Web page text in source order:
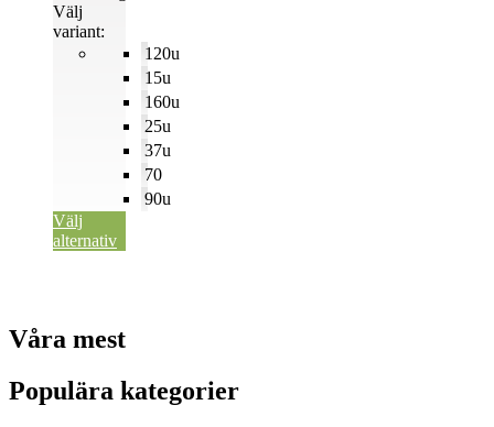
120u
15u
160u
25u
37u
70
90u
Välj
variant:
Välj
alternativ
Våra mest
Populära kategorier